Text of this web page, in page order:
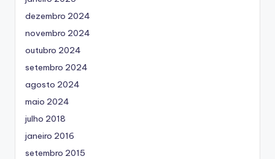
dezembro 2024
novembro 2024
outubro 2024
setembro 2024
agosto 2024
maio 2024
julho 2018
janeiro 2016
setembro 2015